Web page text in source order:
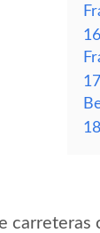
16
17
18
carreteras